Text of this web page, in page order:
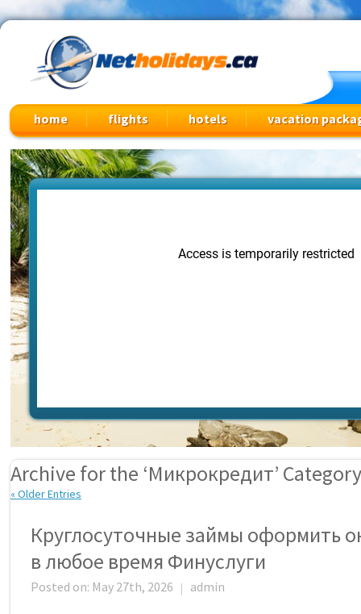
home flights hotels vacation
Archive for the ‘Микрокредит’ Category
« Older Entries
Круглосуточные займы оформить
в любое время Финуслуги
Posted on: May 27th, 2026 | admin